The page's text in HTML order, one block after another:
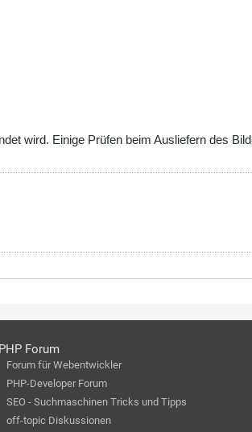
wird. Einige Prüfen beim Ausliefern des
Forum
Forum für Webentwickler
PHP-Developer Forum
SEO - Suchmaschinen Tricks und Tipps
off-topic Diskussionen